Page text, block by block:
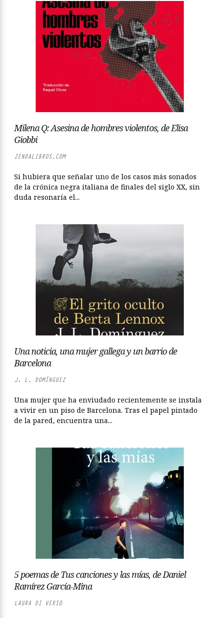
Milena Q: Asesina de hombres violentos, de Elisa
Giobbi
ZENDALIBROS.COM
Si hubiera que señalar uno de los casos más sonados
de la crónica negra italiana de finales del siglo XX, sin
duda resonaría el...
Una noticia, una mujer gallega y un barrio de
Barcelona
J. L. DOMÍNGUEZ
Una mujer que ha enviudado recientemente se instala
a vivir en un piso de Barcelona. Tras el papel pintado
de la pared, encuentra una...
5 poemas de Tus canciones y las mías, de Daniel
Ramírez García-Mina
LAURA DI VERSO